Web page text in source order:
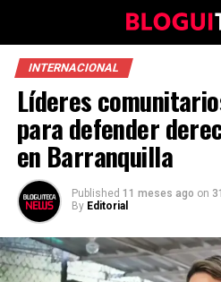
INTERNACIONAL
Líderes
para defender
en Barranquilla
Published 11 meses ago on
By Editorial